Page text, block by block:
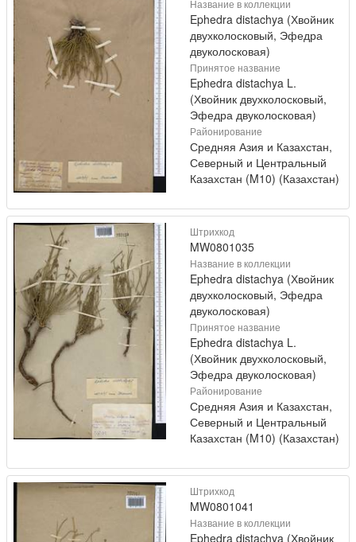
Название в коллекции
Ephedra distachya (Хвойник
двухколосковый, Эфедра
двуколосковая)
Принятое название
Ephedra distachya L.
(Хвойник двухколосковый,
Эфедра двуколосковая)
Районирование
Средняя Азия и Казахстан,
Северный и Центральный
Казахстан (M10) (Казахстан)
Штрихкод
MW0801035
Название в коллекции
Ephedra distachya (Хвойник
двухколосковый, Эфедра
двуколосковая)
Принятое название
Ephedra distachya L.
(Хвойник двухколосковый,
Эфедра двуколосковая)
Районирование
Средняя Азия и Казахстан,
Северный и Центральный
Казахстан (M10) (Казахстан)
Штрихкод
MW0801041
Название в коллекции
Ephedra distachya (Хвойник